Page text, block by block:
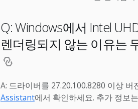
Q: Windows에서 Intel
렌더링되지 않는 이유는
A: 드라이버를 27.20.100.8280 이상
Assistant에서 확인하세요. 추가 정보는